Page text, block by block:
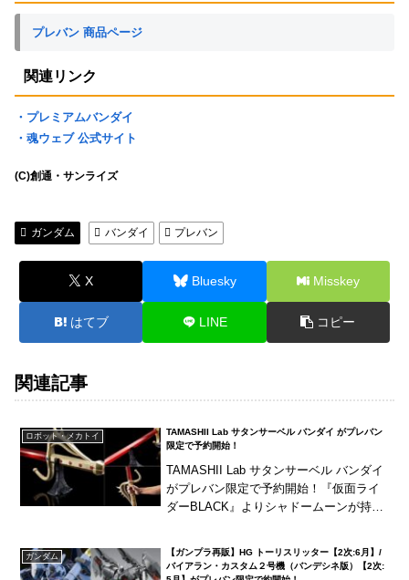
プレバン 商品ページ
関連リンク
・プレミアムバンダイ
・魂ウェブ 公式サイト
(C)創通・サンライズ
ガンダム バンダイ プレバン
X Bluesky Misskey
はてブ LINE コピー
関連記事
ロボット・メカトイ
TAMASHII Lab サタンサーベル バンダイ がプレバン
限定で予約開始！
TAMASHII Lab サタンサーベル バンダイ
がプレバン限定で予約開始！『仮面ライ
ダーBLACK』よりシャドームーンが持つ
ス...
ガンダム
【ガンプラ再販】HG トーリスリッター【2次:6月】/
バイアラン・カスタム２号機（バンデシネ版）【2次: